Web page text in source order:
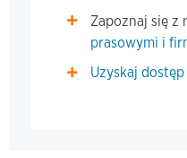
Zapoznaj się z
prasowymi i
Uzyskaj dostęp